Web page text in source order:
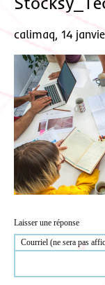
calimaq, 14
Laisser une réponse
Courriel (ne sera pas